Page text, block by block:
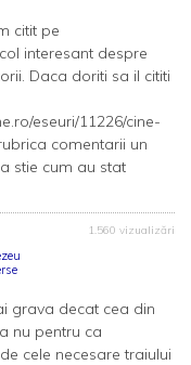
citit pe
interesant despre
Daca doriti sa il cititi
eseuri/11226/cine-
comentarii un
stie cum au stat
1.560 vizualizări
grava decat cea din
nu pentru ca
cele necesare traiului